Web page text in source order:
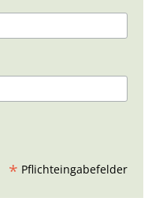
* Pflichteingabefelder